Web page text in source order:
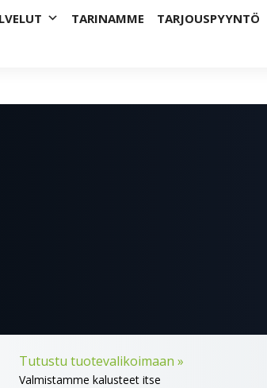
TARINAMME TARJOUSPYYNTÖ
Tutustu tuotevalikoimaan »
Valmistamme kalusteet itse